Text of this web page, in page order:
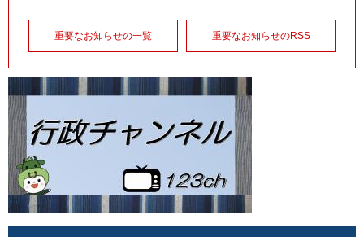
重要なお知らせの一覧 重要なお知らせのRSS